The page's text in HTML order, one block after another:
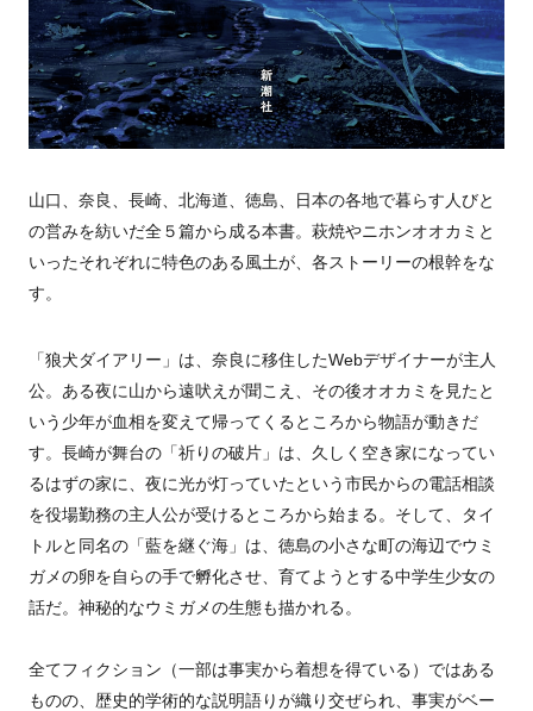
山口、奈良、長崎、北海道、徳島、日本の各地で暮らす人びと
の営みを紡いだ全５篇から成る本書。萩焼やニホンオオカミと
いったそれぞれに特色のある風土が、各ストーリーの根幹をな
す。
「狼犬ダイアリー」は、奈良に移住したWebデザイナーが主人
公。ある夜に山から遠吠えが聞こえ、その後オオカミを見たと
いう少年が血相を変えて帰ってくるところから物語が動きだ
す。長崎が舞台の「祈りの破片」は、久しく空き家になってい
るはずの家に、夜に光が灯っていたという市民からの電話相談
を役場勤務の主人公が受けるところから始まる。そして、タイ
トルと同名の「藍を継ぐ海」は、徳島の小さな町の海辺でウミ
ガメの卵を自らの手で孵化させ、育てようとする中学生少女の
話だ。神秘的なウミガメの生態も描かれる。
全てフィクション（一部は事実から着想を得ている）ではある
ものの、歴史的学術的な説明語りが織り交ぜられ、事実がベー